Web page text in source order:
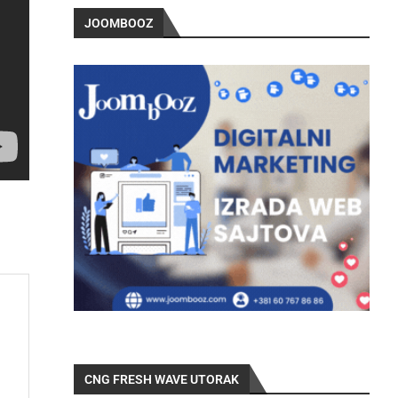
JOOMBOOZ
CNG FRESH WAVE UTORAK